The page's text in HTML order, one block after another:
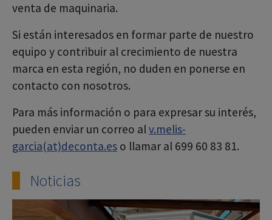
venta de maquinaria.
Si están interesados en formar parte de nuestro
equipo y contribuir al crecimiento de nuestra
marca en esta región, no duden en ponerse en
contacto con nosotros.
Para más información o para expresar su interés,
pueden enviar un correo al v.melis-
garcia(at)deconta.es o llamar al 699 60 83 81.
Noticias